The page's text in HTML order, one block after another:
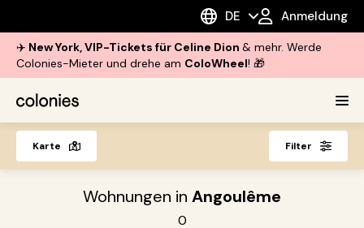
DE Anmeldung
✈️ New York, VIP-Tickets für Celine Dion & mehr. Werde
Colonies-Mieter und drehe am ColoWheel! 🎁
Karte Filter
Wohnungen in Angoulême
0